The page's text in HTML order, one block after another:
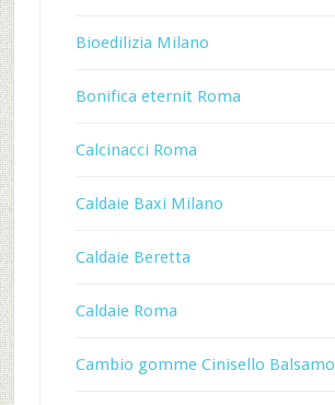
Bioedilizia Milano
Bonifica eternit Roma
Calcinacci Roma
Caldaie Baxi Milano
Caldaie Beretta
Caldaie Roma
Cambio gomme Cinisello Balsamo